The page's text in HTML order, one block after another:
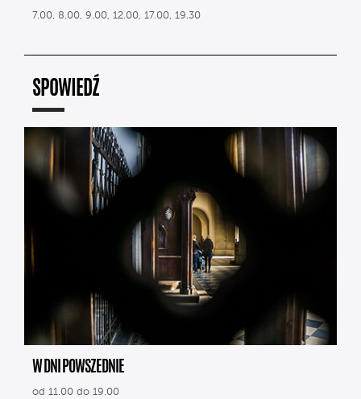
7.00, 8.00, 9.00, 12.00, 17.00, 19.30
SPOWIEDŹ
W DNI POWSZEDNIE
od 11.00 do 19.00